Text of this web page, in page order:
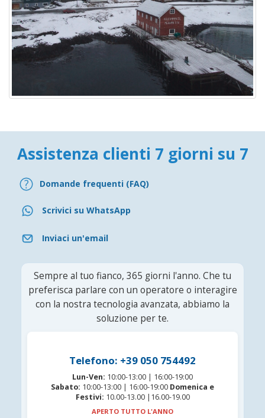
Assistenza clienti 7 giorni su 7
Domande frequenti (FAQ)
Scrivici su WhatsApp
Inviaci un'email
Sempre al tuo fianco, 365 giorni l'anno. Che tu
preferisca parlare con un operatore o interagire
con la nostra tecnologia avanzata, abbiamo la
soluzione per te.
Telefono: +39 050 754492
Lun-Ven: 10:00-13:00 | 16:00-19:00
Sabato: 10:00-13:00 | 16:00-19:00 Domenica e
Festivi: 10.00-13.00 |16.00-19.00
APERTO TUTTO L'ANNO